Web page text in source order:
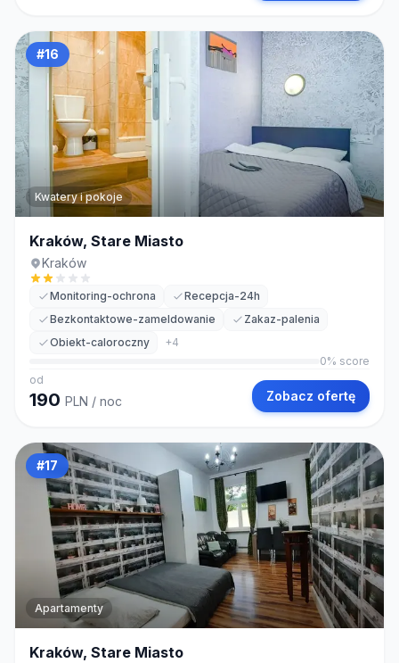
#16
Kwatery i pokoje
Kraków, Stare Miasto
Kraków
Monitoring-ochrona
Recepcja-24h
Bezkontaktowe-zameldowanie
Zakaz-palenia
Obiekt-caloroczny
+4
0% score
od
190 PLN / noc Zobacz ofertę
#17
Apartamenty
Kraków, Stare Miasto